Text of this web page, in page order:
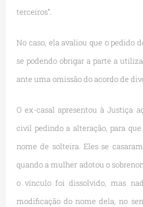
terceiros”.
No caso, ela avaliou que o pedido
se podendo obrigar a parte a
ante uma omissão do acordo de
O ex-casal apresentou à Justiça
civil pedindo a alteração, para
nome de solteira. Eles se
quando a mulher adotou o
o vínculo foi dissolvido, mas
modificação do nome dela, no